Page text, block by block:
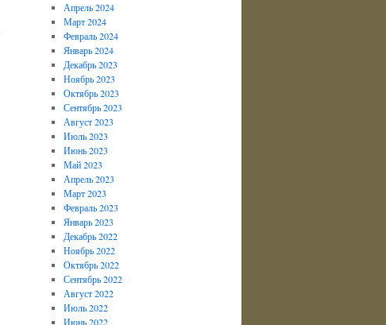
Апрель 2024
Март 2024
Февраль 2024
Январь 2024
Декабрь 2023
Ноябрь 2023
Октябрь 2023
Сентябрь 2023
Август 2023
Июль 2023
Июнь 2023
Май 2023
Апрель 2023
Март 2023
Февраль 2023
Январь 2023
Декабрь 2022
Ноябрь 2022
Октябрь 2022
Сентябрь 2022
Август 2022
Июль 2022
Июнь 2022